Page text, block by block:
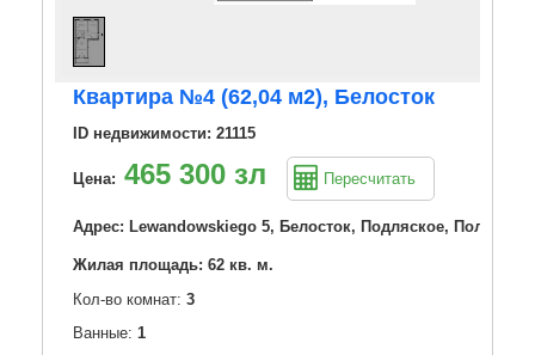
Квартира №4 (62,04 м2), Белосток
ID недвижимости: 21115
Цена: 465 300 зл Пересчитать
Адрес: Lewandowskiego 5, Белосток, Подляское, Польша
Жилая площадь: 62 кв. м.
Кол-во комнат: 3
Ванные: 1